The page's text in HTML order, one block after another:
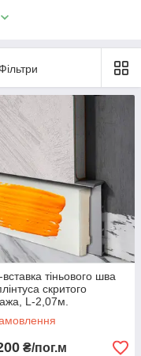
тіньового шва
скритого
L-2,07м.
₴/пог.м